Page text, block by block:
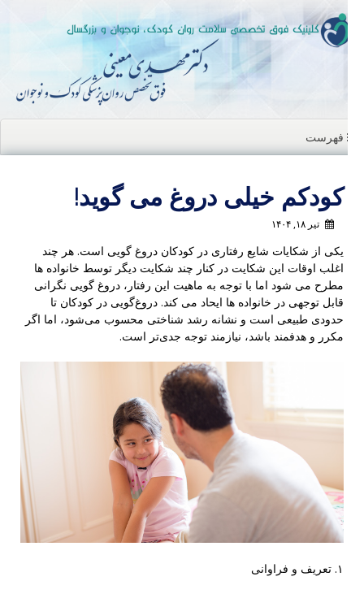
فهرست
کودکم خیلی دروغ می گوید!
تیر ۱۸, ۱۴۰۴
یکی از شکایات شایع رفتاری در کودکان دروغ گویی است. هر چند
اغلب اوقات این شکایت در کنار چند شکایت دیگر توسط خانواده ها
مطرح می شود اما با توجه به ماهیت این رفتار، دروغ گویی نگرانی
قابل توجهی در خانواده ها ایحاد می کند. دروغ‌گویی در کودکان تا
حدودی طبیعی است و نشانه رشد شناختی محسوب می‌شود، اما اگر
مکرر و هدفمند باشد، نیازمند توجه جدی‌تر است.